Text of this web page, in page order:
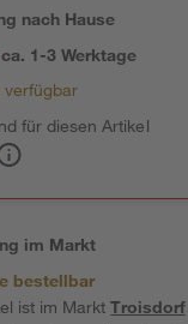
nach Hause
ca. 1-3 Werktage
verfügbar
für diesen Artikel
im Markt
bestellbar
ist im MarktTroisdorf